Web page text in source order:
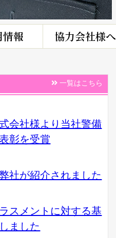
報 協力会社様へ
一覧はこちら
会社様より当社警備
彰を受賞
社が紹介されました
スメントに対する基
ました